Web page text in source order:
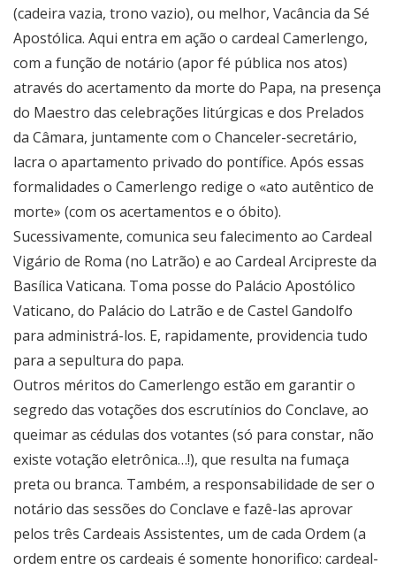
(cadeira vazia, trono vazio), ou melhor, Vacância da Sé
Apostólica. Aqui entra em ação o cardeal Camerlengo,
com a função de notário (apor fé pública nos atos)
através do acertamento da morte do Papa, na presença
do Maestro das celebrações litúrgicas e dos Prelados
da Câmara, juntamente com o Chanceler-secretário,
lacra o apartamento privado do pontífice. Após essas
formalidades o Camerlengo redige o «ato autêntico de
morte» (com os acertamentos e o óbito).
Sucessivamente, comunica seu falecimento ao Cardeal
Vigário de Roma (no Latrão) e ao Cardeal Arcipreste da
Basílica Vaticana. Toma posse do Palácio Apostólico
Vaticano, do Palácio do Latrão e de Castel Gandolfo
para administrá-los. E, rapidamente, providencia tudo
para a sepultura do papa.
Outros méritos do Camerlengo estão em garantir o
segredo das votações dos escrutínios do Conclave, ao
queimar as cédulas dos votantes (só para constar, não
existe votação eletrônica…!), que resulta na fumaça
preta ou branca. Também, a responsabilidade de ser o
notário das sessões do Conclave e fazê-las aprovar
pelos três Cardeais Assistentes, um de cada Ordem (a
ordem entre os cardeais é somente honorifico: cardeal-